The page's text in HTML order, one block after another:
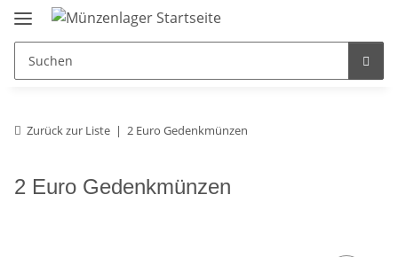
Zurück zur Liste 2 Euro Gedenkmünzen
2 Euro Gedenkmünzen